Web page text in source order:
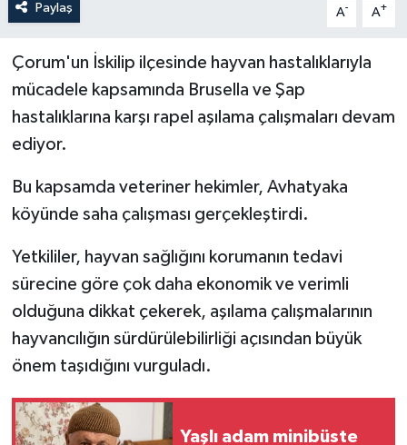
Paylaş A- A+
Çorum'un İskilip ilçesinde hayvan hastalıklarıyla
mücadele kapsamında Brusella ve Şap
hastalıklarına karşı rapel aşılama çalışmaları devam
ediyor.
Bu kapsamda veteriner hekimler, Avhatyaka
köyünde saha çalışması gerçekleştirdi.
Yetkililer, hayvan sağlığını korumanın tedavi
sürecine göre çok daha ekonomik ve verimli
olduğuna dikkat çekerek, aşılama çalışmalarının
hayvancılığın sürdürülebilirliği açısından büyük
önem taşıdığını vurguladı.
Yaşlı adam minibüste